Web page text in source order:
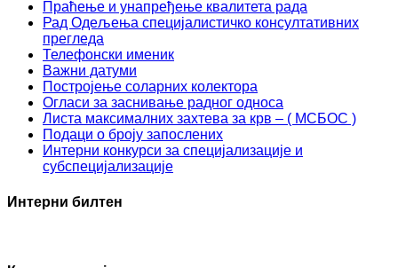
Праћење и унапређење квалитета рада
Рад Одељења специјалистичко консултативних
прегледа
Телефонски именик
Важни датуми
Постројење соларних колектора
Огласи за заснивање радног односа
Листа максималних захтева за крв – ( МСБОС )
Подаци о броју запослених
Интерни конкурси за специјализације и
субспецијализације
Интерни билтен